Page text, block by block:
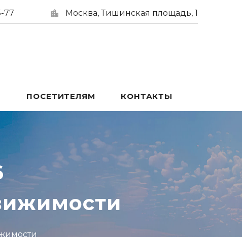
77 Москва, Тишинская площадь, 1
ПОСЕТИТЕЛЯМ КОНТАКТЫ